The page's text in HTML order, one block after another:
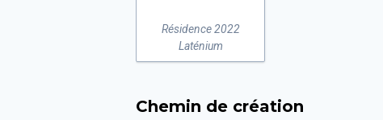
Résidence 2022
Laténium
Chemin de création